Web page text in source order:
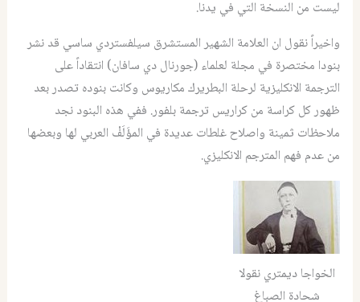
ليست من النسخة التي في يدنا.
واخيراً نقول ان العلامة الشهير المستشرق سيلفستردي ساسي قد نشر
بنودا مختصرة في مجلة لعلماء (جورنال دي سافان) انتقاداً على
الترجمة الانكليزية لرحلة البطريرك مكاريوس وكانت بنوده تصدر بعد
ظهور كل كراسة من كراريس ترجمة بلفور. ففي هذه البنود نجد
ملاحظات ثمينة واصلاح غلطات عديدة في المؤَلَفْ العربي لها وبعضها
من عدم فهم المترجم الانكليزي.
الخواجا ديمتري نقولا
شحادة الصباغ